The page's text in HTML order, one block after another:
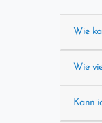
Wie
Wie
Kann